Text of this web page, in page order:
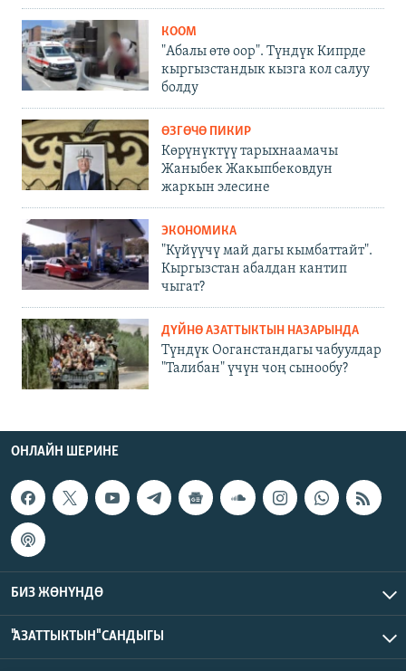
КООМ
"Абалы өтө оор". Түндүк Кипрде
кыргызстандык кызга кол салуу
болду
ӨЗГӨЧӨ ПИКИР
Көрүнүктүү тарыхнаамачы
Жаныбек Жакыпбековдун
жаркын элесине
ЭКОНОМИКА
"Күйүүчү май дагы кымбаттайт".
Кыргызстан абалдан кантип
чыгат?
ДҮЙНӨ АЗАТТЫКТЫН НАЗАРЫНДА
Түндүк Ооганстандагы чабуулдар
"Талибан" үчүн чоң сынообу?
ОНЛАЙН ШЕРИНЕ
БИЗ ЖӨНҮНДӨ
"АЗАТТЫКТЫН" САНДЫГЫ